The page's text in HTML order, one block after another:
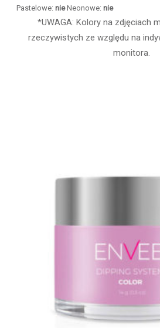
Pastelowe: nieNeonowe: nie
*UWAGA: Kolory na zdjęciach
rzeczywistych ze względu na
monitora.